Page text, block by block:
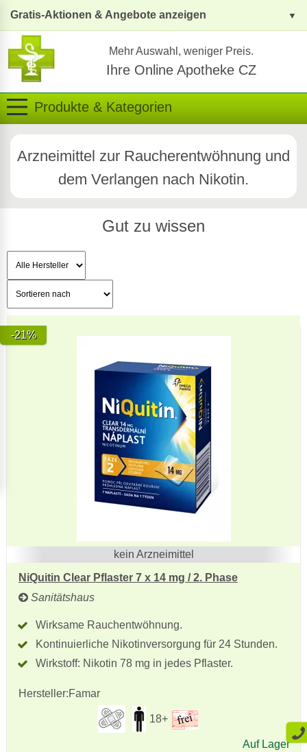
Gratis-Aktionen & Angebote anzeigen
Mehr Auswahl, weniger Preis.
Ihre Online Apotheke CZ
Produkte & Kategorien
Arzneimittel zur Raucherentwöhnung und
dem Verlangen nach Nikotin.
Gut zu wissen
-21%
kein Arzneimittel
NiQuitin Clear Pflaster 7 x 14 mg / 2. Phase
Sanitätshaus
Wirksame Rauchentwöhnung.
Kontinuierliche Nikotinversorgung für 24 Stunden.
Wirkstoff: Nikotin 78 mg in jedes Pflaster.
Hersteller:Famar
18+
Auf Lager